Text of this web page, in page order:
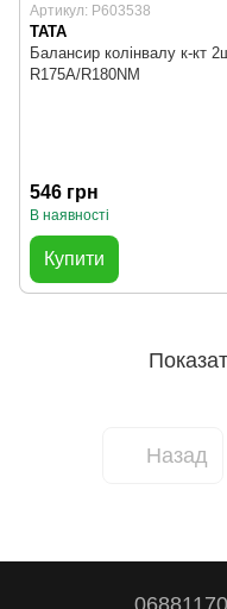
Артикул: P603538
TATA
Балансир колінвалу к-кт
R175A/R180NM
546 грн
В наявності
Купити
Назад